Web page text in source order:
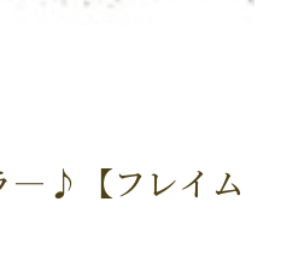
―♪【フレイム